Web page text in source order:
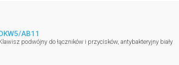
AB11
podwójny do łączników i przycisków, antybakteryjny biały